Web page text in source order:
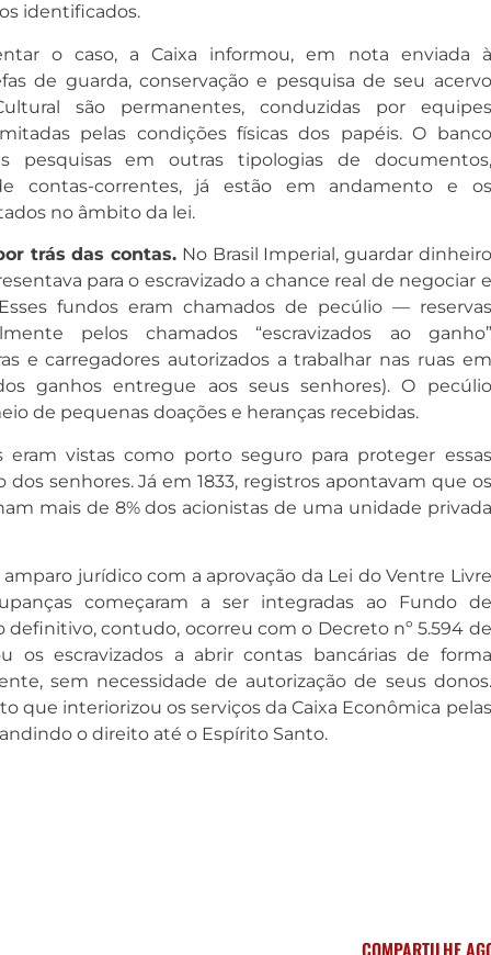
identificados.
o caso, a Caixa informou, em nota enviada à
de guarda, conservação e pesquisa de seu acervo
são permanentes, conduzidas por equipes
pelas condições físicas dos papéis. O banco
pesquisas em outras tipologias de documentos,
contas-correntes, já estão em andamento e os
no âmbito da lei.
trás das contas. No Brasil Imperial, guardar dinheiro
para o escravizado a chance real de negociar e
fundos eram chamados de pecúlio — reservas
pelos chamados “escravizados ao ganho”
e carregadores autorizados a trabalhar nas ruas em
ganhos entregue aos seus senhores). O pecúlio
de pequenas doações e heranças recebidas.
eram vistas como porto seguro para proteger essas
dos senhores. Já em 1833, registros apontavam que os
mais de 8% dos acionistas de uma unidade privada
jurídico com a aprovação da Lei do Ventre Livre
começaram a ser integradas ao Fundo de
definitivo, contudo, ocorreu com o Decreto nº 5.594 de
os escravizados a abrir contas bancárias de forma
sem necessidade de autorização de seus donos.
que interiorizou os serviços da Caixa Econômica pelas
o direito até o Espírito Santo.
COMPARTILHE